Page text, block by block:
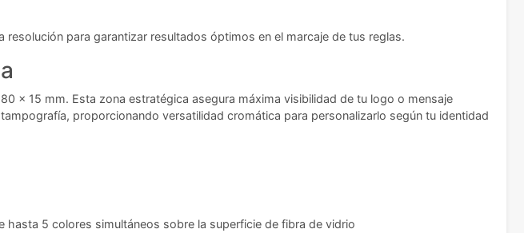
para garantizar resultados óptimos en el marcaje de tus reglas.
x 15 mm. Esta zona estratégica asegura máxima visibilidad de tu logo o mensaje
proporcionando versatilidad cromática para personalizarlo según tu identidad
5 colores simultáneos sobre la superficie de fibra de vidrio